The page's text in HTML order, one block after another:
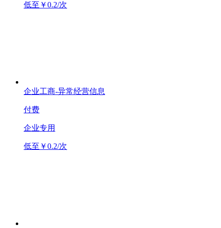
低至￥0.2/次
企业工商-异常经营信息
付费
企业专用
低至￥0.2/次